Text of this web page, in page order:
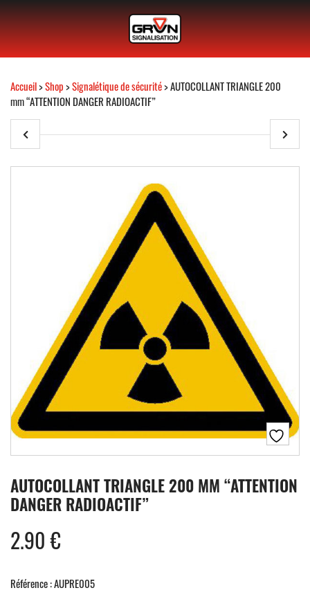
Accueil>Shop>Signalétique de sécurité> AUTOCOLLANT TRIANGLE 200
mm “ATTENTION DANGER RADIOACTIF”
AUTOCOLLANT TRIANGLE 200 MM “ATTENTION
DANGER RADIOACTIF”
2.90€
Référence : AUPRE005